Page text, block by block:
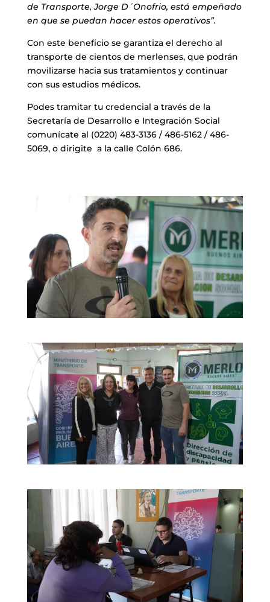
de Transporte, Jorge D´Onofrio, está empeñado
en que se puedan hacer estos operativos”.
Con este beneficio se garantiza el derecho al
transporte de cientos de merlenses, que podrán
movilizarse hacia sus tratamientos y continuar
con sus estudios médicos.
Podes tramitar tu credencial a través de la
Secretaría de Desarrollo e Integración Social
comunícate al (0220) 483-3136 / 486-5162 / 486-
5069, o dirigite a la calle Colón 686.